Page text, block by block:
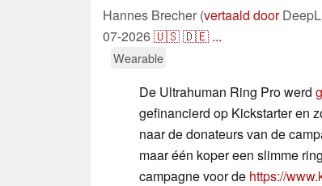
Hannes Brecher (vertaald doorDeepL
07-2026🇺🇸🇩🇪 ...
Wearable
De Ultrahuman Ring Pro werd
gefinancierd op Kickstarter en
naar de donateurs van de
maar één koper een slimme
campagne voor de https://